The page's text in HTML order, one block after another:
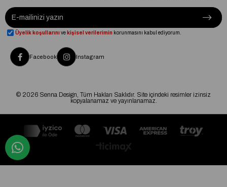
Üyelik koşullarını ve kişisel verilerimin korunmasını kabul ediyorum.
Facebook Instagram
© 2026 Senna Design, Tüm Hakları Saklıdır. Site içindeki resimler izinsiz
kopyalanamaz ve yayınlanamaz.